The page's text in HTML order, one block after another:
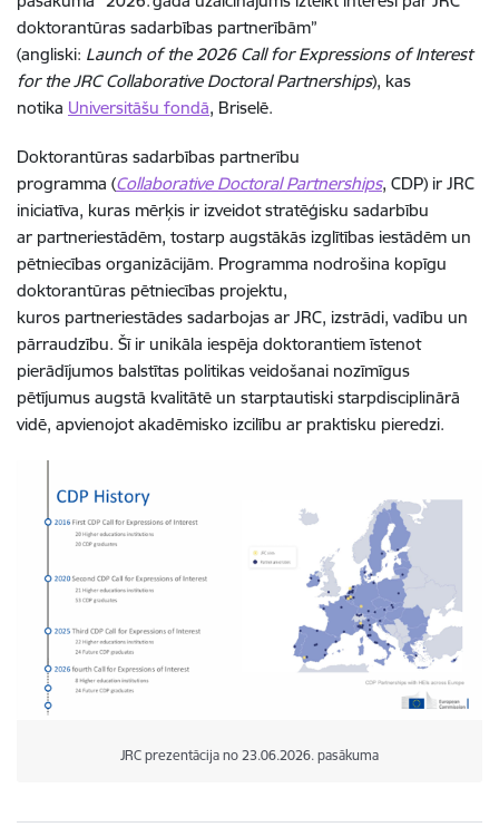
doktorantūras sadarbības partnerībām”
(angliski: Launch of the 2026 Call for Expressions of Interest
for the JRC Collaborative Doctoral Partnerships), kas
notika Universitāšu fondā, Briselē.
Doktorantūras sadarbības partnerību
programma (Collaborative Doctoral Partnerships, CDP) ir JRC
iniciatīva, kuras mērķis ir izveidot stratēģisku sadarbību
ar partneriestādēm, tostarp augstākās izglītības iestādēm un
pētniecības organizācijām. Programma nodrošina kopīgu
doktorantūras pētniecības projektu,
kuros partneriestādes sadarbojas ar JRC, izstrādi, vadību un
pārraudzību. Šī ir unikāla iespēja doktorantiem īstenot
pierādījumos balstītas politikas veidošanai nozīmīgus
pētījumus augstā kvalitātē un starptautiski starpdisciplinārā
vidē, apvienojot akadēmisko izcilību ar praktisku pieredzi.
JRC prezentācija no 23.06.2026. pasākuma